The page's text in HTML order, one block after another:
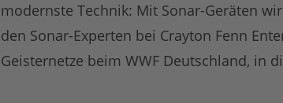
modernste Technik: Mit Sonar-Geräten
den Sonar-Experten bei Crayton Fenn
Geisternetze beim WWF Deutschland, in